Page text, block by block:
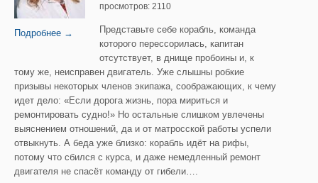
Подробнее →
просмотров: 2110
Представьте себе корабль, команда
которого перессорилась, капитан
отсутствует, в днище пробоины и, к
тому же, неисправен двигатель. Уже слышны робкие
призывы некоторых членов экипажа, соображающих, к чему
идет дело: «Если дорога жизнь, пора мириться и
ремонтировать судно!» Но остальные слишком увлечены
выяснением отношений, да и от матросской работы успели
отвыкнуть. А беда уже близко: корабль идёт на рифы,
потому что сбился с курса, и даже немедленный ремонт
двигателя не спасёт команду от гибели….